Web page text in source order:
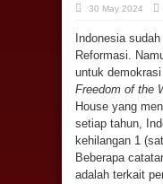
30 May 2024
Indonesia
Reformasi.
untuk
Freedom of the
House yang
setiap tahun,
kehilangan 1
Beberapa
adalah terkait